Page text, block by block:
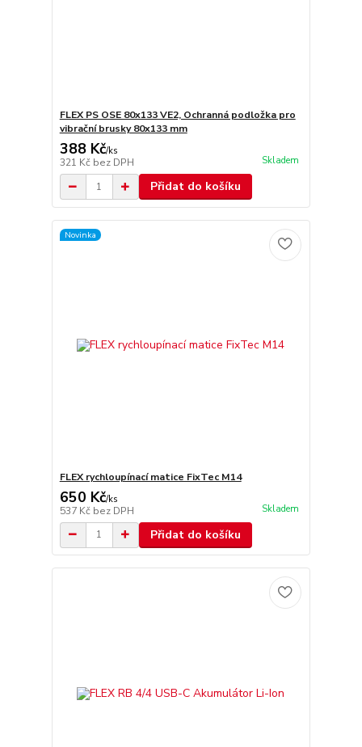
FLEX PS OSE 80x133 VE2, Ochranná podložka pro
vibrační brusky 80x133 mm
388 Kč/ks
321 Kč bez DPH Skladem
Přidat do košíku
Novinka
FLEX rychloupínací matice FixTec M14
650 Kč/ks
537 Kč bez DPH Skladem
Přidat do košíku